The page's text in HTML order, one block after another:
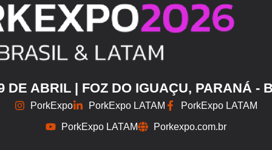
DE ABRIL | FOZ DO IGUAÇU, PARANÁ -
PorkExpo PorkExpo LATAM PorkExpo LATAM
PorkExpo LATAM Porkexpo.com.br